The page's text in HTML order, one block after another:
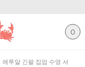
0
에투알 긴팔 집업 수영 셔